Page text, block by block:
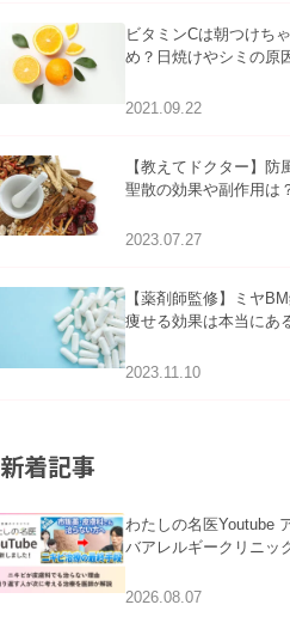
ビタミンCは朝つけち
め？日焼けやシミの原
2021.09.22
【教えてドクター】防
聖散の効果や副作用は
2023.07.27
【薬剤師監修】ミヤ
痩せる効果は本当にあ
2023.11.10
新着記事
わたしの名医Youtube
バアレルギークリニッ
らない理由｜繰り返す
2026.08.07